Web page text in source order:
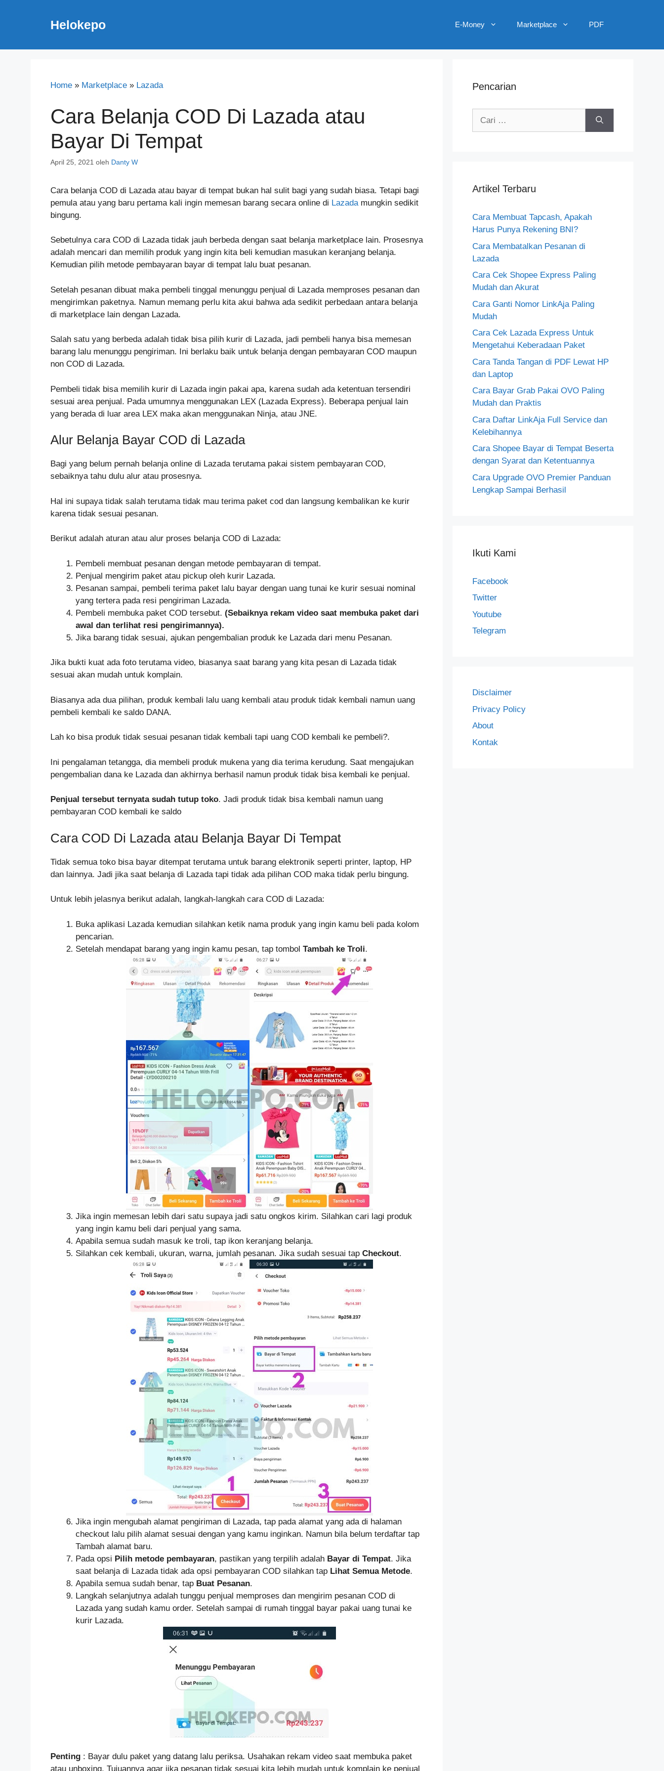
Helokepo E-Money Marketplace PDF
Home » Marketplace » Lazada
Cara Belanja COD Di Lazada atau
Bayar Di Tempat
April 25, 2021 oleh Danty W
Cara belanja COD di Lazada atau bayar di tempat bukan hal sulit bagi yang sudah biasa. Tetapi bagi
pemula atau yang baru pertama kali ingin memesan barang secara online di Lazada mungkin sedikit
bingung.
Sebetulnya cara COD di Lazada tidak jauh berbeda dengan saat belanja marketplace lain. Prosesnya
adalah mencari dan memilih produk yang ingin kita beli kemudian masukan keranjang belanja.
Kemudian pilih metode pembayaran bayar di tempat lalu buat pesanan.
Setelah pesanan dibuat maka pembeli tinggal menunggu penjual di Lazada memproses pesanan dan
mengirimkan paketnya. Namun memang perlu kita akui bahwa ada sedikit perbedaan antara belanja
di marketplace lain dengan Lazada.
Salah satu yang berbeda adalah tidak bisa pilih kurir di Lazada, jadi pembeli hanya bisa memesan
barang lalu menunggu pengiriman. Ini berlaku baik untuk belanja dengan pembayaran COD maupun
non COD di Lazada.
Pembeli tidak bisa memilih kurir di Lazada ingin pakai apa, karena sudah ada ketentuan tersendiri
sesuai area penjual. Pada umumnya menggunakan LEX (Lazada Express). Beberapa penjual lain
yang berada di luar area LEX maka akan menggunakan Ninja, atau JNE.
Alur Belanja Bayar COD di Lazada
Bagi yang belum pernah belanja online di Lazada terutama pakai sistem pembayaran COD,
sebaiknya tahu dulu alur atau prosesnya.
Hal ini supaya tidak salah terutama tidak mau terima paket cod dan langsung kembalikan ke kurir
karena tidak sesuai pesanan.
Berikut adalah aturan atau alur proses belanja COD di Lazada:
Pembeli membuat pesanan dengan metode pembayaran di tempat.
Penjual mengirim paket atau pickup oleh kurir Lazada.
Pesanan sampai, pembeli terima paket lalu bayar dengan uang tunai ke kurir sesuai nominal
yang tertera pada resi pengiriman Lazada.
Pembeli membuka paket COD tersebut. (Sebaiknya rekam video saat membuka paket dari
awal dan terlihat resi pengirimannya).
Jika barang tidak sesuai, ajukan pengembalian produk ke Lazada dari menu Pesanan.
Jika bukti kuat ada foto terutama video, biasanya saat barang yang kita pesan di Lazada tidak
sesuai akan mudah untuk komplain.
Biasanya ada dua pilihan, produk kembali lalu uang kembali atau produk tidak kembali namun uang
pembeli kembali ke saldo DANA.
Lah ko bisa produk tidak sesuai pesanan tidak kembali tapi uang COD kembali ke pembeli?.
Ini pengalaman tetangga, dia membeli produk mukena yang dia terima kerudung. Saat mengajukan
pengembalian dana ke Lazada dan akhirnya berhasil namun produk tidak bisa kembali ke penjual.
Penjual tersebut ternyata sudah tutup toko. Jadi produk tidak bisa kembali namun uang
pembayaran COD kembali ke saldo
Cara COD Di Lazada atau Belanja Bayar Di Tempat
Tidak semua toko bisa bayar ditempat terutama untuk barang elektronik seperti printer, laptop, HP
dan lainnya. Jadi jika saat belanja di Lazada tapi tidak ada pilihan COD maka tidak perlu bingung.
Untuk lebih jelasnya berikut adalah, langkah-langkah cara COD di Lazada:
Buka aplikasi Lazada kemudian silahkan ketik nama produk yang ingin kamu beli pada kolom
pencarian.
Setelah mendapat barang yang ingin kamu pesan, tap tombol Tambah ke Troli.
Jika ingin memesan lebih dari satu supaya jadi satu ongkos kirim. Silahkan cari lagi produk
yang ingin kamu beli dari penjual yang sama.
Apabila semua sudah masuk ke troli, tap ikon keranjang belanja.
Silahkan cek kembali, ukuran, warna, jumlah pesanan. Jika sudah sesuai tap Checkout.
Jika ingin mengubah alamat pengiriman di Lazada, tap pada alamat yang ada di halaman
checkout lalu pilih alamat sesuai dengan yang kamu inginkan. Namun bila belum terdaftar tap
Tambah alamat baru.
Pada opsi Pilih metode pembayaran, pastikan yang terpilih adalah Bayar di Tempat. Jika
saat belanja di Lazada tidak ada opsi pembayaran COD silahkan tap Lihat Semua Metode.
Apabila semua sudah benar, tap Buat Pesanan.
Langkah selanjutnya adalah tunggu penjual memproses dan mengirim pesanan COD di
Lazada yang sudah kamu order. Setelah sampai di rumah tinggal bayar pakai uang tunai ke
kurir Lazada.
Penting : Bayar dulu paket yang datang lalu periksa. Usahakan rekam video saat membuka paket
atau unboxing. Tujuannya agar jika pesanan tidak sesuai kita lebih mudah untuk komplain ke penjual
Pencarian
Artikel Terbaru
Cara Membuat Tapcash, Apakah
Harus Punya Rekening BNI?
Cara Membatalkan Pesanan di
Lazada
Cara Cek Shopee Express Paling
Mudah dan Akurat
Cara Ganti Nomor LinkAja Paling
Mudah
Cara Cek Lazada Express Untuk
Mengetahui Keberadaan Paket
Cara Tanda Tangan di PDF Lewat HP
dan Laptop
Cara Bayar Grab Pakai OVO Paling
Mudah dan Praktis
Cara Daftar LinkAja Full Service dan
Kelebihannya
Cara Shopee Bayar di Tempat Beserta
dengan Syarat dan Ketentuannya
Cara Upgrade OVO Premier Panduan
Lengkap Sampai Berhasil
Ikuti Kami
Facebook
Twitter
Youtube
Telegram
Disclaimer
Privacy Policy
About
Kontak